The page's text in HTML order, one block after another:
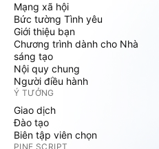
Mạng xã hội
Bức tường Tình yêu
Giới thiệu bạn
Chương trình dành cho Nhà
sáng tạo
Nội quy chung
Người điều hành
Ý TƯỞNG
Giao dịch
Đào tạo
Biên tập viên chọn
PINE SCRIPT